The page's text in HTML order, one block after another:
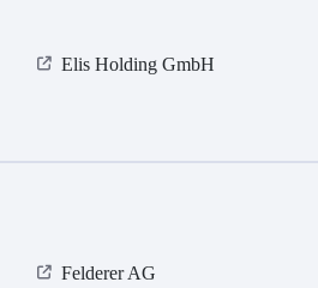
Elis Holding GmbH
Felderer AG